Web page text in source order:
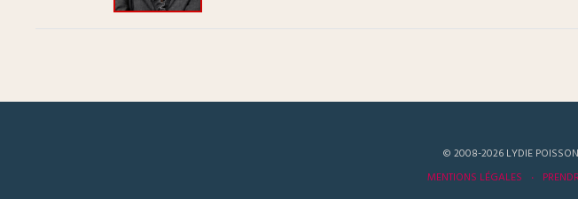
© 2008-2026 LYDIE
MENTIONS LÉGALES